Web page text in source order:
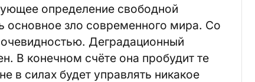
определение свободной
основное зло современного мира. Со
Деградационный
В конечном счёте она пробудит те
в силах будет управлять никакое